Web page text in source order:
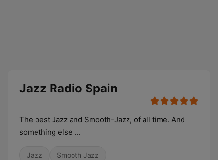
Jazz Radio Spain
The best Jazz and Smooth-Jazz, of all time. And
something else ...
Jazz Smooth Jazz